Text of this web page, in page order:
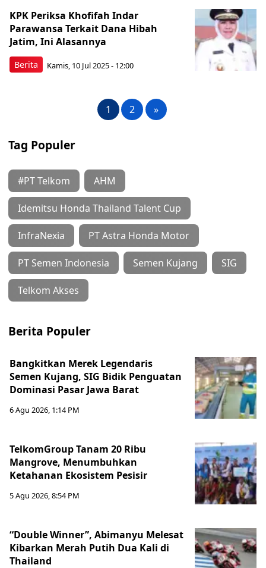
Berita
KPK Periksa Khofifah Indar
Parawansa Terkait Dana Hibah
Jatim, Ini Alasannya
Kamis, 10 Jul 2025 - 12:00
1 2 »
Tag Populer
#PT Telkom AHM
Idemitsu Honda Thailand Talent Cup
InfraNexia PT Astra Honda Motor
PT Semen Indonesia Semen Kujang SIG
Telkom Akses
Berita Populer
Bangkitkan Merek Legendaris
Semen Kujang, SIG Bidik Penguatan
Dominasi Pasar Jawa Barat
6 Agu 2026, 1:14 PM
TelkomGroup Tanam 20 Ribu
Mangrove, Menumbuhkan
Ketahanan Ekosistem Pesisir
5 Agu 2026, 8:54 PM
“Double Winner”, Abimanyu Melesat
Kibarkan Merah Putih Dua Kali di
Thailand